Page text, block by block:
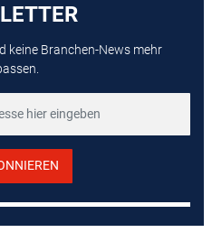
keine Branchen-News mehr